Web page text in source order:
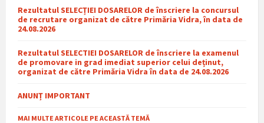
Rezultatul SELECȚIEI DOSARELOR de înscriere la concursul
de recrutare organizat de către Primăria Vidra, în data de
24.08.2026
Rezultatul SELECTIEI DOSARELOR de înscriere la examenul
de promovare in grad imediat superior celui deținut,
organizat de către Primăria Vidra în data de 24.08.2026
ANUNȚ IMPORTANT
MAI MULTE ARTICOLE PE ACEASTĂ TEMĂ